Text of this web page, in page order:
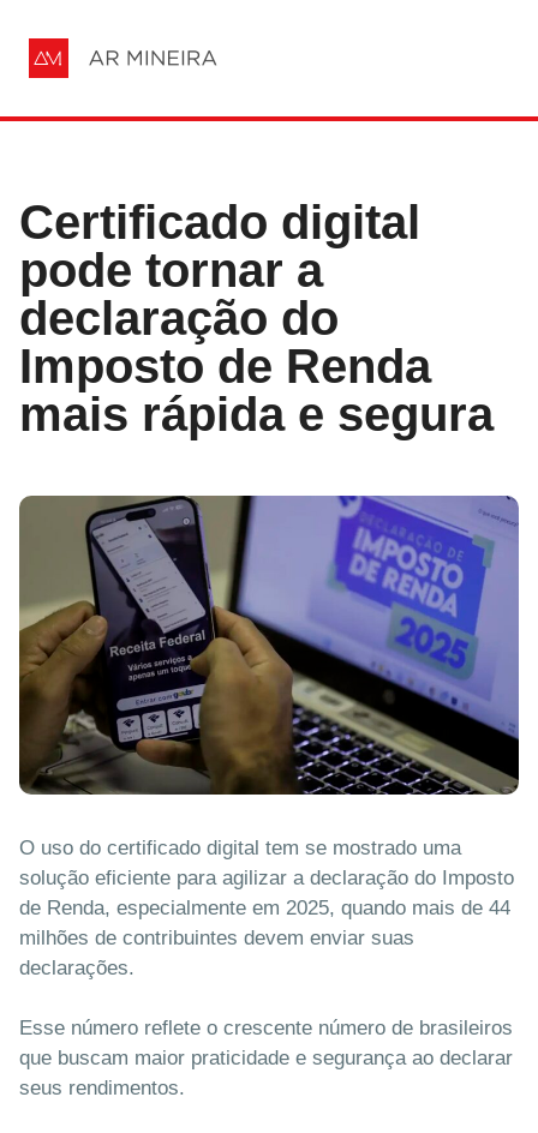
Certificado digital
pode tornar a
declaração do
Imposto de Renda
mais rápida e segura
O uso do certificado digital tem se mostrado uma
solução eficiente para agilizar a declaração do Imposto
de Renda, especialmente em 2025, quando mais de 44
milhões de contribuintes devem enviar suas
declarações.
Esse número reflete o crescente número de brasileiros
que buscam maior praticidade e segurança ao declarar
seus rendimentos.